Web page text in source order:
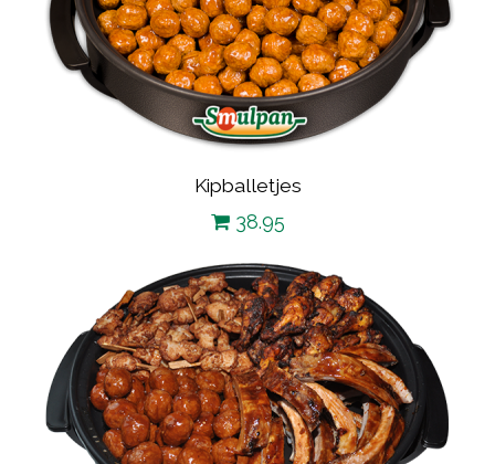
Kipballetjes
38.95